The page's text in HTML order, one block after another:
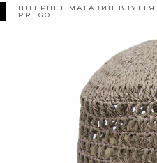
ІНТЕРНЕТ МАГАЗИН ВЗУТТЯ
PREGO